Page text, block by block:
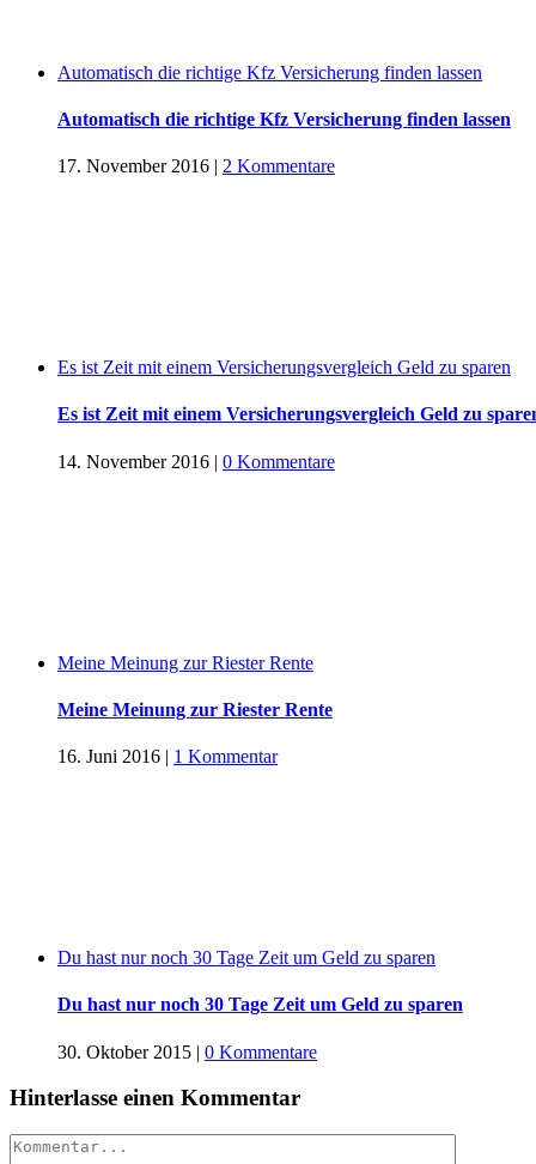
Automatisch die richtige Kfz Versicherung finden lassen
Automatisch die richtige Kfz Versicherung finden lassen
17. November 2016 | 2 Kommentare
Es ist Zeit mit einem Versicherungsvergleich Geld zu sparen
Es ist Zeit mit einem Versicherungsvergleich Geld zu
14. November 2016 | 0 Kommentare
Meine Meinung zur Riester Rente
Meine Meinung zur Riester Rente
16. Juni 2016 | 1 Kommentar
Du hast nur noch 30 Tage Zeit um Geld zu sparen
Du hast nur noch 30 Tage Zeit um Geld zu sparen
30. Oktober 2015 | 0 Kommentare
Hinterlasse einen Kommentar
Kommentar